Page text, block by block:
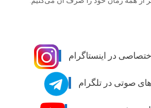
در اینستاگرام
صوتی در تلگرام